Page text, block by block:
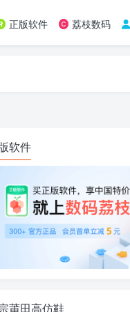
正版软件 荔枝数码
软件
莆田高仿鞋